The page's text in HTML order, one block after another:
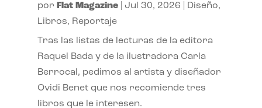
por Flat Magazine| Jul 30, 2026 Diseño,
Libros, Reportaje
Tras las listas de lecturas de la editora
Raquel Bada y de la ilustradora Carla
Berrocal, pedimos al artista y diseñador
Ovidi Benet que nos recomiende tres
libros que le interesen.